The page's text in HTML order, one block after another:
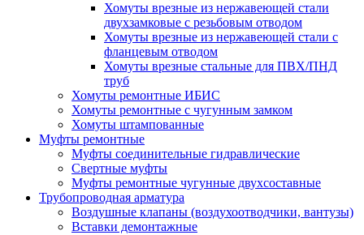
Хомуты врезные из нержавеющей стали
двухзамковые с резьбовым отводом
Хомуты врезные из нержавеющей стали с
фланцевым отводом
Хомуты врезные стальные для ПВХ/ПНД
труб
Хомуты ремонтные ИБИС
Хомуты ремонтные с чугунным замком
Хомуты штампованные
Муфты ремонтные
Муфты соединительные гидравлические
Свертные муфты
Муфты ремонтные чугунные двухсоставные
Трубопроводная арматура
Воздушные клапаны (воздухоотводчики, вантузы)
Вставки демонтажные